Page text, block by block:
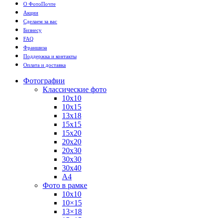
О ФотоПочте
Акции
Сделаем за вас
Бизнесу
FAQ
Франшиза
Поддержка и контакты
Оплата и доставка
Фотографии
Классические фото
10х10
10х15
13х18
15х15
15х20
20х20
20х30
30х30
30х40
А4
Фото в рамке
10х10
10×15
13×18